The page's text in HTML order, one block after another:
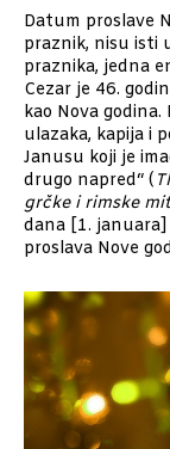
Datum proslave
praznik, nisu isti
praznika, jedna
Cezar je 46.
kao Nova
ulazaka, kapija i
Janusu koji je
drugo napred“ (
grčke i rimske
dana [1. januara]
proslava Nove